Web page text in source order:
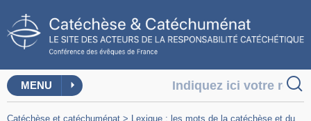
MENU
Catéchèse et catéchuménat > Lexique : les mots de la catéchèse et du